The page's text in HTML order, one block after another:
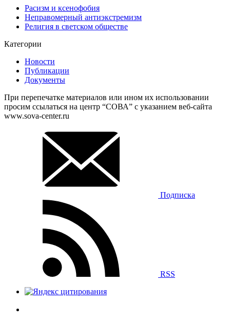
Расизм и ксенофобия
Неправомерный антиэкстремизм
Религия в светском обществе
Категории
Новости
Публикации
Документы
При перепечатке материалов или ином их использовании
просим ссылаться на центр “СОВА” с указанием веб-сайта
www.sova-center.ru
Подписка
RSS